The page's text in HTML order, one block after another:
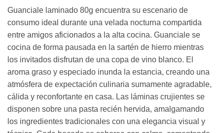
Guanciale laminado 80g encuentra su escenario de
consumo ideal durante una velada nocturna compartida
entre amigos aficionados a la alta cocina. Guanciale se
cocina de forma pausada en la sartén de hierro mientras
los invitados disfrutan de una copa de vino blanco. El
aroma graso y especiado inunda la estancia, creando una
atmósfera de expectación culinaria sumamente agradable,
cálida y reconfortante en casa. Las láminas crujientes se
disponen sobre una pasta recién hervida, amalgamando
los ingredientes tradicionales con una elegancia visual y